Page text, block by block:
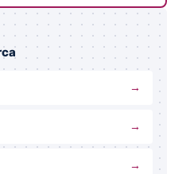
→
→
→